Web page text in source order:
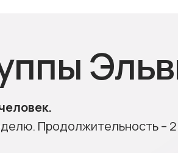
Продолжительность –